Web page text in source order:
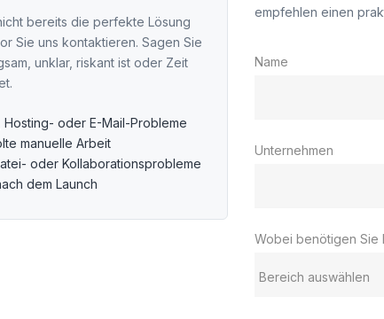
bereits die perfekte Lösung
Sie uns kontaktieren. Sagen Sie
unklar, riskant ist oder Zeit
Hosting- oder E-Mail-Probleme
manuelle Arbeit
oder Kollaborationsprobleme
dem Launch
empfehlen einen
Name
Unternehmen
Wobei benötigen Sie